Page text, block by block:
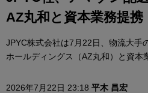
AZ丸和と資本業務提携
JPYC株式会社は7月22日、物流大手
ホールディングス（AZ丸和）と資本
2026年7月22日 23:18 平木 昌宏